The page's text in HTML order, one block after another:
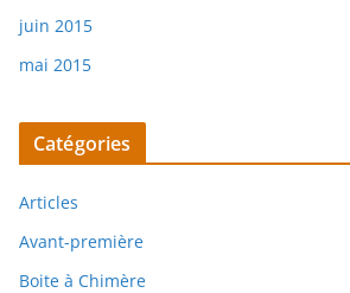
juin 2015
mai 2015
Catégories
Articles
Avant-première
Boite à Chimère